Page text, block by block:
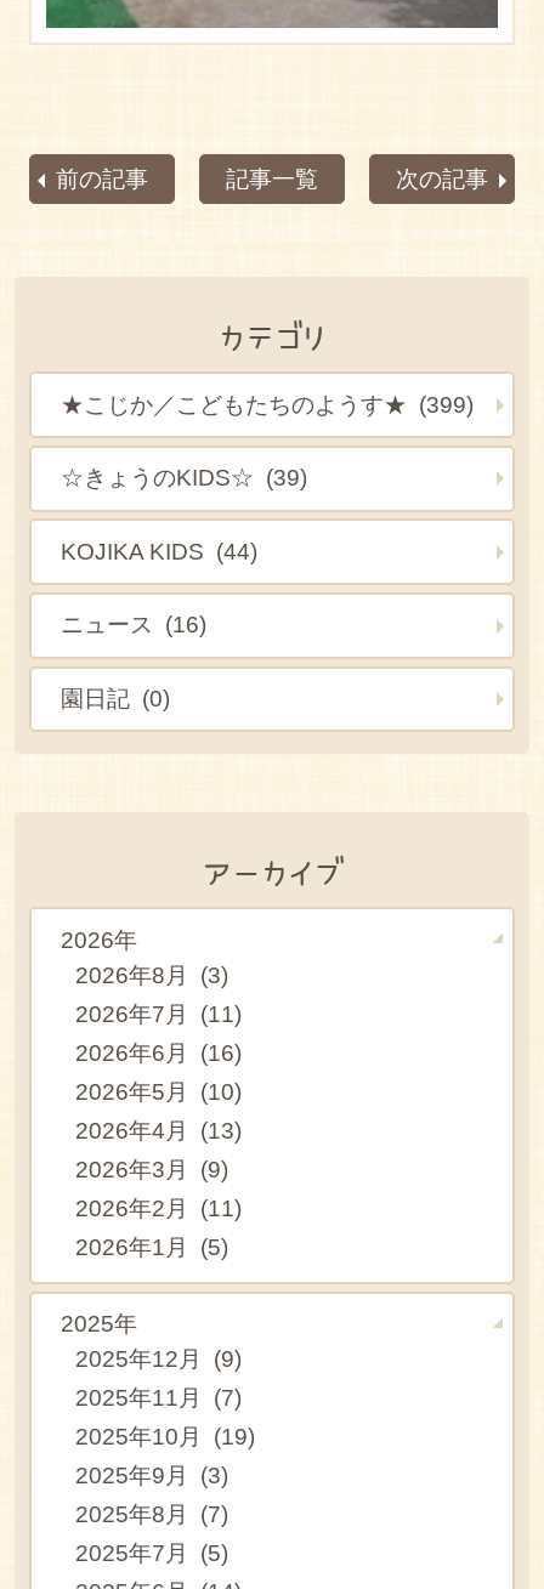
前の記事 記事一覧 次の記事
カテゴリ
★こじか／こどもたちのようす★ (399)
☆きょうのKIDS☆ (39)
KOJIKA KIDS (44)
ニュース (16)
園日記 (0)
アーカイブ
2026年
2026年8月 (3)
2026年7月 (11)
2026年6月 (16)
2026年5月 (10)
2026年4月 (13)
2026年3月 (9)
2026年2月 (11)
2026年1月 (5)
2025年
2025年12月 (9)
2025年11月 (7)
2025年10月 (19)
2025年9月 (3)
2025年8月 (7)
2025年7月 (5)